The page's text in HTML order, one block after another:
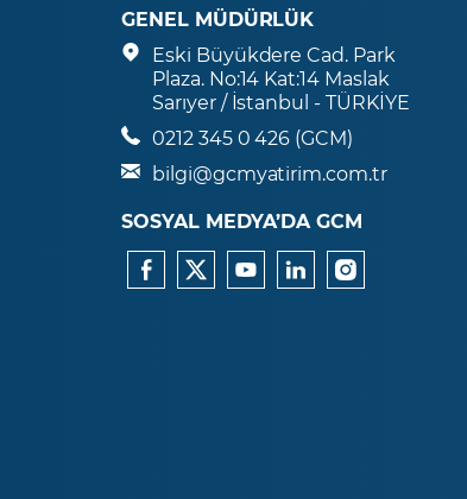
GENEL MÜDÜRLÜK
Eski Büyükdere Cad. Park
Plaza. No:14 Kat:14 Maslak
Sarıyer / İstanbul - TÜRKİYE
0212 345 0 426 (GCM)
bilgi@gcmyatirim.com.tr
SOSYAL MEDYA’DA GCM